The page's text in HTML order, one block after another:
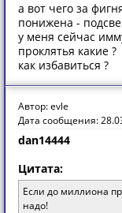
а вот чего за
понижена -
у меня сейчас
проклятья какие ?
как избавиться ?
Автор: evle
Дата сообщения:
dan14444
Цитата:
Если до миллиона
надо!